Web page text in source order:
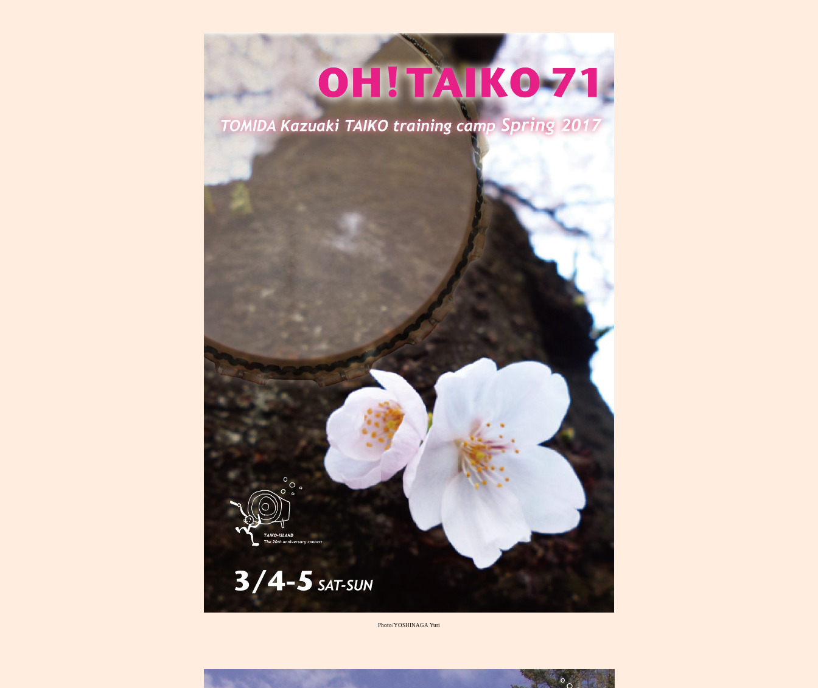
Photo/YOSHINAGA Yuri